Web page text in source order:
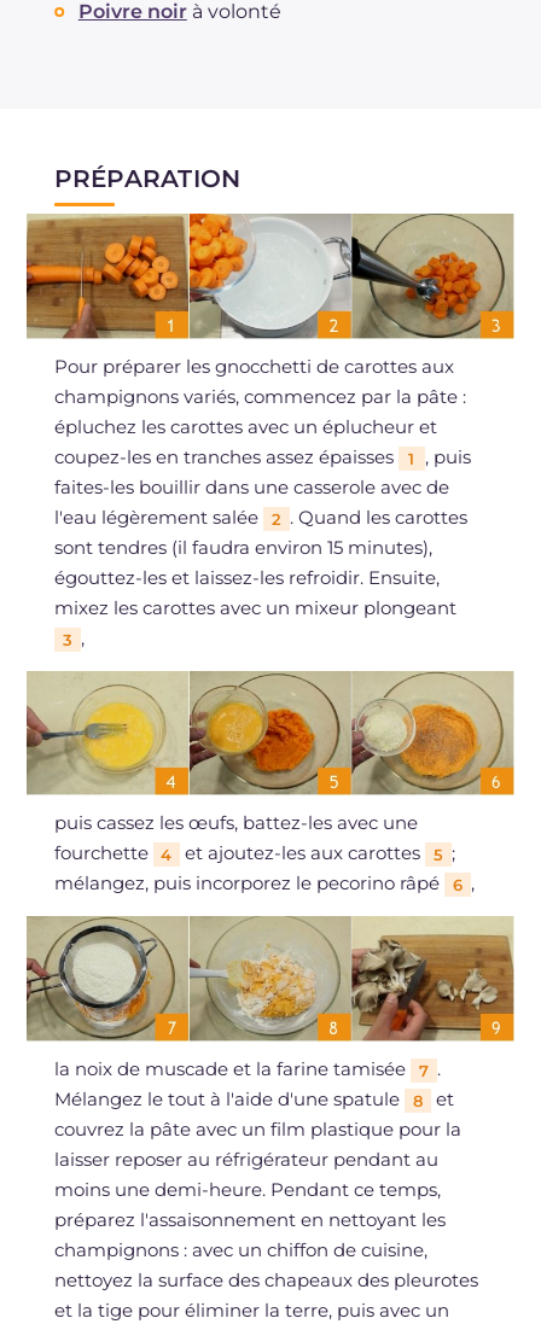
Poivre noir à volonté
PRÉPARATION
Pour préparer les gnocchetti de carottes aux
champignons variés, commencez par la pâte :
épluchez les carottes avec un éplucheur et
coupez-les en tranches assez épaisses
1
, puis
faites-les bouillir dans une casserole avec de
l'eau légèrement salée
2 . Quand les carottes
sont tendres (il faudra environ 15 minutes),
égouttez-les et laissez-les refroidir. Ensuite,
mixez les carottes avec un mixeur plongeant
3 ,
puis cassez les œufs, battez-les avec une
fourchette
4 et ajoutez-les aux carottes 5 ;
mélangez, puis incorporez le pecorino râpé
6 ,
la noix de muscade et la farine tamisée 7 .
Mélangez le tout à l'aide d'une spatule
8
et
couvrez la pâte avec un film plastique pour la
laisser reposer au réfrigérateur pendant au
moins une demi-heure. Pendant ce temps,
préparez l'assaisonnement en nettoyant les
champignons : avec un chiffon de cuisine,
nettoyez la surface des chapeaux des pleurotes
et la tige pour éliminer la terre, puis avec un